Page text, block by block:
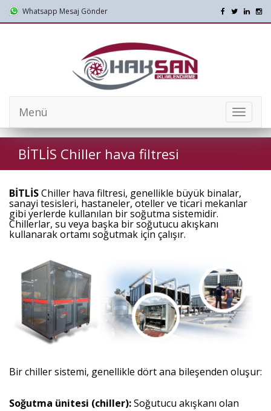
Whatsapp Mesaj Gönder
Mobil
Menü
Menü
BİTLİS Chiller hava filtresi
BİTLİSChiller hava filtresi, genellikle büyük binalar,
sanayi tesisleri, hastaneler, oteller ve ticari mekanlar
gibi yerlerde kullanılan bir soğutma sistemidir.
Chillerlar, su veya başka bir soğutucu akışkanı
kullanarak ortamı soğutmak için çalışır.
Bir chiller sistemi, genellikle dört ana bileşenden oluşur:
Soğutma ünitesi (chiller):Soğutucu akışkanı olan